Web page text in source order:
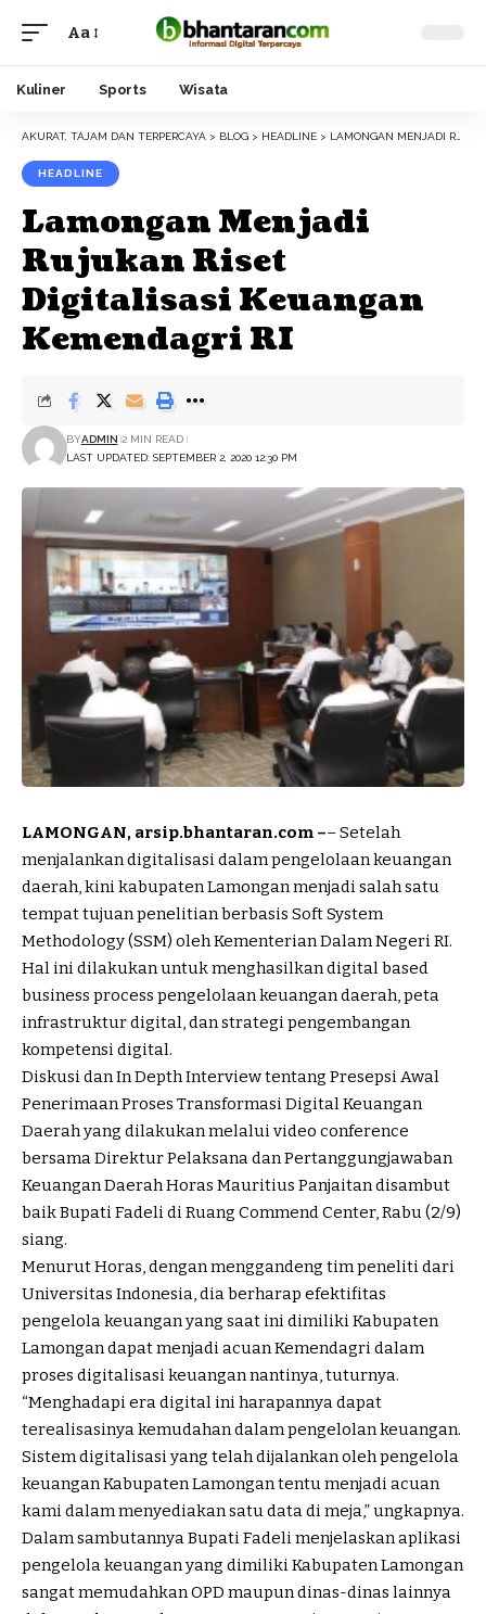
Font
Resizer
Aa
Kuliner Sports Wisata
AKURAT, TAJAM DAN TERPERCAYA > BLOG > HEADLINE > LAMONGAN MENJADI RUJUKAN RISET DIGITALISASI KEUANGAN KEMENDAGRI RI
HEADLINE
Lamongan Menjadi
Rujukan Riset
Digitalisasi Keuangan
Kemendagri RI
LAST UPDATED: SEPTEMBER 2, 2020 12:30 PM
BYADMIN 2 MIN READ
LAMONGAN, arsip.bhantaran.com –– Setelah
menjalankan digitalisasi dalam pengelolaan keuangan
daerah, kini kabupaten Lamongan menjadi salah satu
tempat tujuan penelitian berbasis Soft System
Methodology (SSM) oleh Kementerian Dalam Negeri RI.
Hal ini dilakukan untuk menghasilkan digital based
business process pengelolaan keuangan daerah, peta
infrastruktur digital, dan strategi pengembangan
kompetensi digital.
Diskusi dan In Depth Interview tentang Presepsi Awal
Penerimaan Proses Transformasi Digital Keuangan
Daerah yang dilakukan melalui video conference
bersama Direktur Pelaksana dan Pertanggungjawaban
Keuangan Daerah Horas Mauritius Panjaitan disambut
baik Bupati Fadeli di Ruang Commend Center, Rabu (2/9)
siang.
Menurut Horas, dengan menggandeng tim peneliti dari
Universitas Indonesia, dia berharap efektifitas
pengelola keuangan yang saat ini dimiliki Kabupaten
Lamongan dapat menjadi acuan Kemendagri dalam
proses digitalisasi keuangan nantinya, tuturnya.
“Menghadapi era digital ini harapannya dapat
terealisasinya kemudahan dalam pengelolan keuangan.
Sistem digitalisasi yang telah dijalankan oleh pengelola
keuangan Kabupaten Lamongan tentu menjadi acuan
kami dalam menyediakan satu data di meja,” ungkapnya.
Dalam sambutannya Bupati Fadeli menjelaskan aplikasi
pengelola keuangan yang dimiliki Kabupaten Lamongan
sangat memudahkan OPD maupun dinas-dinas lainnya